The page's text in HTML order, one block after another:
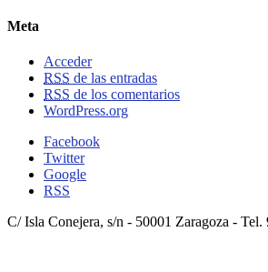
Meta
Acceder
RSS de las entradas
RSS de los comentarios
WordPress.org
Facebook
Twitter
Google
RSS
C/ Isla Conejera, s/n - 50001 Zaragoza - Tel.